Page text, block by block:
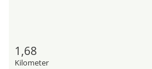
1,68
Kilometer